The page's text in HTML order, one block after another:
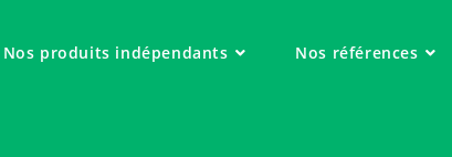
Nos produits indépendants Nos références